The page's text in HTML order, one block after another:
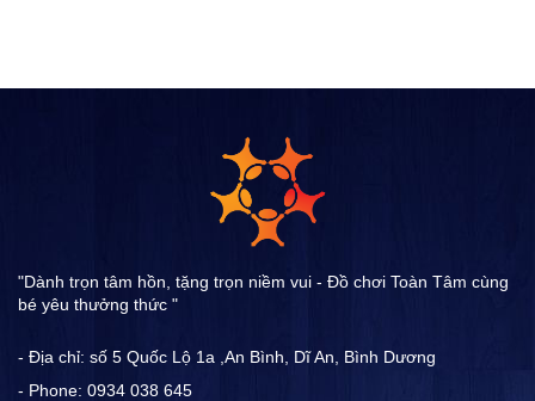
"Dành trọn tâm hồn, tặng trọn niềm vui - Đồ chơi Toàn Tâm cùng
bé yêu thưởng thức "
- Địa chỉ: số 5 Quốc Lộ 1a ,An Bình, Dĩ An, Bình Dương
- Phone: 0934 038 645